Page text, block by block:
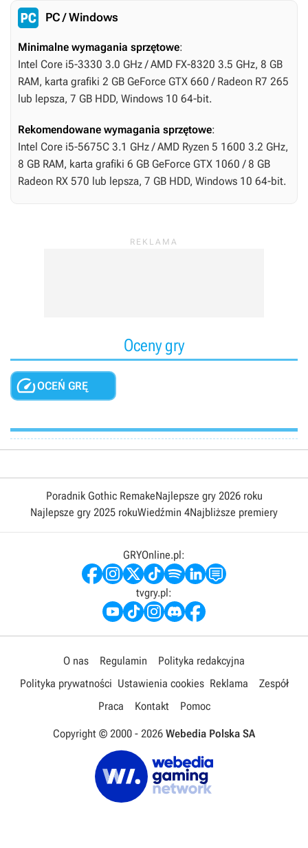
PC / Windows
Minimalne wymagania sprzętowe:
Intel Core i5-3330 3.0 GHz / AMD FX-8320 3.5 GHz, 8 GB
RAM, karta grafiki 2 GB GeForce GTX 660 / Radeon R7 265
lub lepsza, 7 GB HDD, Windows 10 64-bit.
Rekomendowane wymagania sprzętowe:
Intel Core i5-5675C 3.1 GHz / AMD Ryzen 5 1600 3.2 GHz,
8 GB RAM, karta grafiki 6 GB GeForce GTX 1060 / 8 GB
Radeon RX 570 lub lepsza, 7 GB HDD, Windows 10 64-bit.
Oceny gry
OCEŃ GRĘ
Poradnik Gothic RemakeNajlepsze gry 2026 roku
Najlepsze gry 2025 rokuWiedźmin 4Najbliższe premiery
GRYOnline.pl:
tvgry.pl:
O nas Regulamin
Polityka redakcyjna
Polityka prywatności Ustawienia cookies Reklama
Zespół
Praca
Kontakt Pomoc
Copyright © 2000 - 2026 Webedia Polska SA